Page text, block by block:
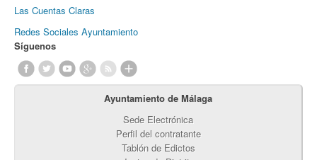
Las Cuentas Claras
Redes Sociales Ayuntamiento
Síguenos
Ayuntamiento de Málaga
Sede Electrónica
Perfil del contratante
Tablón de Edictos